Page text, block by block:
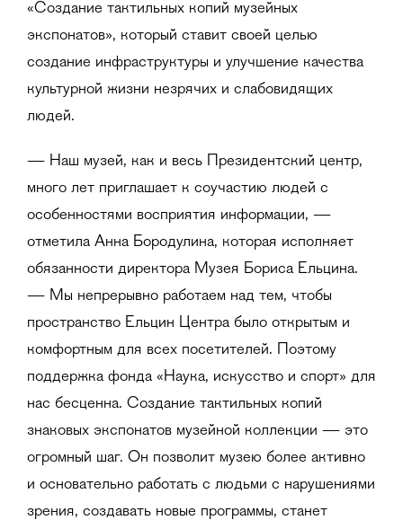
«Создание тактильных копий музейных
экспонатов», который ставит своей целью
создание инфраструктуры и улучшение качества
культурной жизни незрячих и слабовидящих
людей.
— Наш музей, как и весь Президентский центр,
много лет приглашает к соучастию людей с
особенностями восприятия информации, —
отметила Анна Бородулина, которая исполняет
обязанности директора Музея Бориса Ельцина.
— Мы непрерывно работаем над тем, чтобы
пространство Ельцин Центра было открытым и
комфортным для всех посетителей. Поэтому
поддержка фонда «Наука, искусство и спорт» для
нас бесценна. Создание тактильных копий
знаковых экспонатов музейной коллекции — это
огромный шаг. Он позволит музею более активно
и основательно работать с людьми с нарушениями
зрения, создавать новые программы, станет